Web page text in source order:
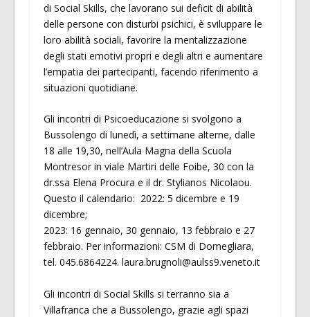
di Social Skills, che lavorano sui deficit di abilità
delle persone con disturbi psichici, è sviluppare le
loro abilità sociali, favorire la mentalizzazione
degli stati emotivi propri e degli altri e aumentare
l’empatia dei partecipanti, facendo riferimento a
situazioni quotidiane.
Gli incontri di Psicoeducazione si svolgono a
Bussolengo di lunedì, a settimane alterne, dalle
18 alle 19,30, nell’Aula Magna della Scuola
Montresor in viale Martiri delle Foibe, 30 con la
dr.ssa Elena Procura e il dr. Stylianos Nicolaou.
Questo il calendario: 2022: 5 dicembre e 19
dicembre;
2023: 16 gennaio, 30 gennaio, 13 febbraio e 27
febbraio. Per informazioni: CSM di Domegliara,
tel. 045.6864224. laura.brugnoli@aulss9.veneto.it
Gli incontri di Social Skills si terranno sia a
Villafranca che a Bussolengo, grazie agli spazi